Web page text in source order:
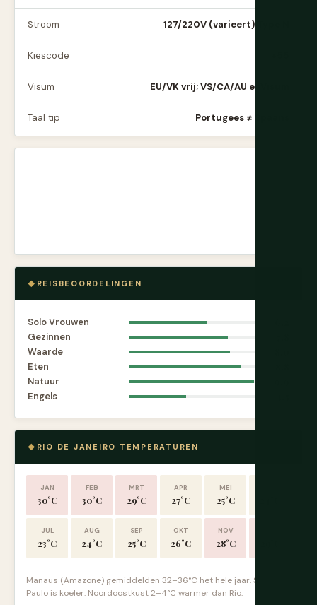
Stroom 127/220V (varieert) Type N
Kiescode
Visum EU/VK vrij; VS/CA/AU e-Visum
Taal tip Portugees ≠ Spaans
REISBEOORDELINGEN
Solo Vrouwen
Gezinnen
Waarde
Eten
Natuur
Engels
RIO DE JANEIRO TEMPERATUREN
JAN
30°C
FEB
30°C
MRT
29°C
APR
27°C
MEI
25°C
JUL
23°C
AUG
24°C
SEP
25°C
OKT
26°C
NOV
28°C
Manaus (Amazone) gemiddelden 32–36°C het hele jaar. São
Paulo is koeler. Noordoostkust 2–4°C warmer dan Rio.